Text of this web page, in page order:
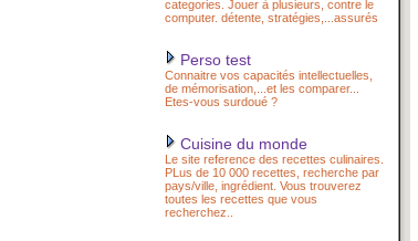
categories. Jouer à plusieurs, contre le
computer. détente, stratégies,...assurés
Perso test
Connaitre vos capacités intellectuelles,
de mémorisation,...et les comparer...
Etes-vous surdoué ?
Cuisine du monde
Le site reference des recettes culinaires.
PLus de 10 000 recettes, recherche par
pays/ville, ingrédient. Vous trouverez
toutes les recettes que vous
recherchez..